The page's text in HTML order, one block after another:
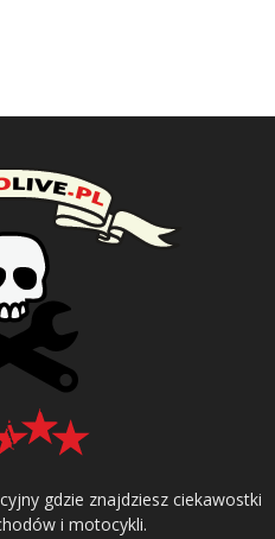
gdzie znajdziesz ciekawostki
i motocykli.